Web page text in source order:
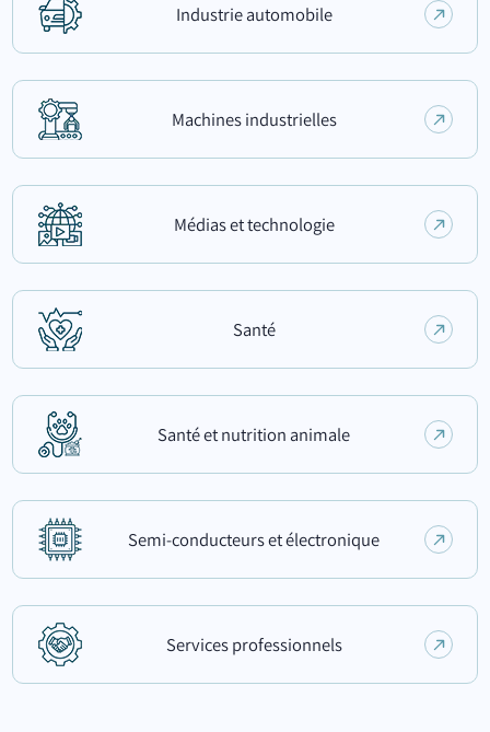
Industrie automobile
Machines industrielles
Médias et technologie
Santé
Santé et nutrition animale
Semi-conducteurs et électronique
Services professionnels